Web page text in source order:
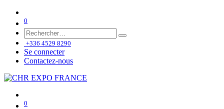
0
+336 4529 8290
Se connecter
Contactez-nous
0